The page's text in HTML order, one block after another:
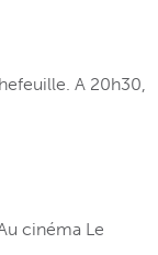
A 20h30,
cinéma Le